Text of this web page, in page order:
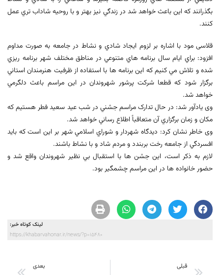
بگذرانند که اين باعث خواهد شد در زندگي نيز بهتر و با روحيه شاداب تري عمل
کنند.
قلاسی مود با اشاره بر لزوم ايجاد شادي و نشاط در جامعه به صورت مداوم
افزود: براي ايام سال برنامه هاي متنوعي در مناطق مختلف شهر برنامه ريزي
شده و تلاش مي کنيم که اين برنامه ها با استفاده از ظرفیت هنرمندان استاني
برگزار شود که قطعا شرکت پرشور شهروندان در اين مراسم باعث دلگرمي
خواهد شد.
وی یادآور شد: در حال تدارک مراسم جشني در شب عيد سعيد فطر هستيم که
مکان و زمان برگزاري آن متعاقباً اطلاع رساني خواهد شد.
وی خاطر نشان کرد: ديدگاه شهردار و شوراي اسلامي شهر بر اين است که بايد
افسردگي از جامعه رخت بربندد و مردم شاد و با نشاط باشند.
لازم به ذکر است، اين جشن ها با استقبال بي نظير شهروندان واقع شد و
حضور خانواده ها در اين مراسم چشمگير بود.
لینک کوتاه خبر:
https://khabarvahonar.ir/news/?p=15480
قبلی بعدی